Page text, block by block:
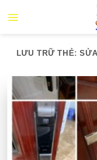
đến
LƯU TRỮ THẺ: